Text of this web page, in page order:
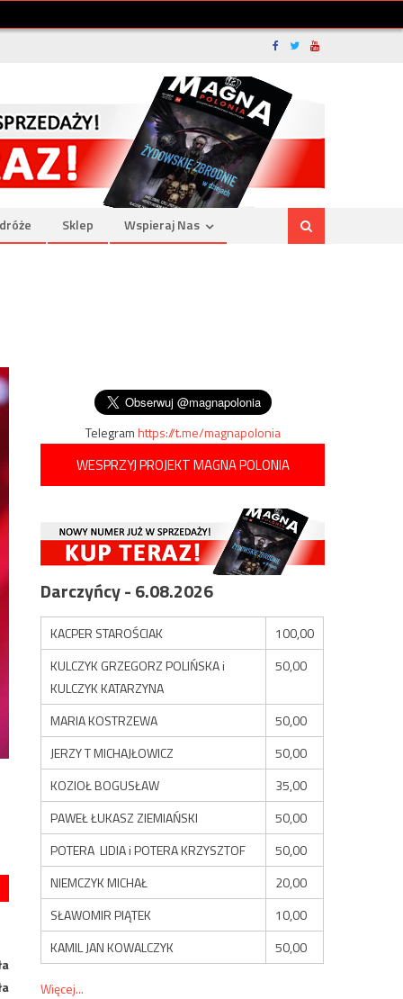
Sklep Wspieraj Nas
Telegramhttps://t.me/magnapolonia
WESPRZYJ PROJEKT MAGNA POLONIA
Darczyńcy - 6.08.2026
KACPER STAROŚCIAK
100,00
KULCZYK GRZEGORZ POLIŃSKA i
KULCZYK KATARZYNA
50,00
MARIA KOSTRZEWA
50,00
JERZY T MICHAJŁOWICZ
50,00
KOZIOŁ BOGUSŁAW
35,00
PAWEŁ ŁUKASZ ZIEMIAŃSKI
50,00
POTERA LIDIA i POTERA KRZYSZTOF
50,00
NIEMCZYK MICHAŁ
20,00
SŁAWOMIR PIĄTEK
10,00
KAMIL JAN KOWALCZYK
50,00
Więcej...